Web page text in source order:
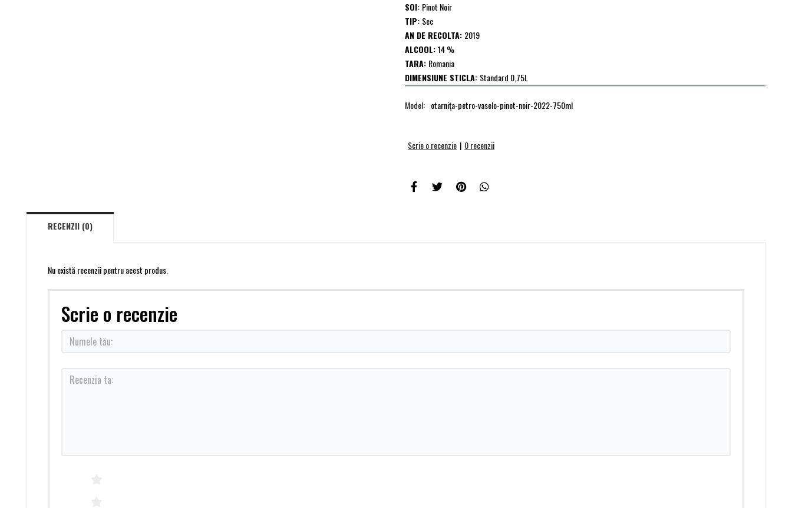
SOI: Pinot Noir
TIP: Sec
AN DE RECOLTA: 2019
ALCOOL:14 %
TARA: Romania
DIMENSIUNE STICLA: Standard 0,75L
Model: otarniţa-petro-vaselo-pinot-noir-2022-750ml
Scrie o recenzie | 0 recenzii
RECENZII (0)
Nu există recenzii pentru acest produs.
Scrie o recenzie